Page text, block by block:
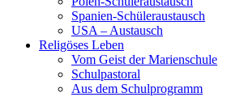
Spanien-Schüleraustausch
USA – Austausch
Religöses Leben
Vom Geist der Marienschule
Schulpastoral
Aus dem Schulprogramm